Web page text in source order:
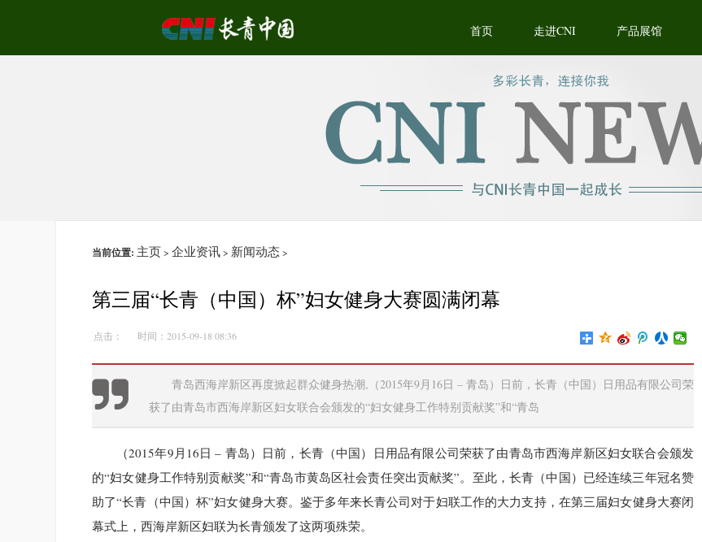
首页 走进CNI 产品展馆
当前位置: 主页> 企业资讯> 新闻动态>
第三届“长青（中国）杯”妇女健身大赛圆满闭幕
点击： 时间：2015-09-18 08:36
青岛西海岸新区再度掀起群众健身热潮,（2015年9月16日 – 青岛）日前，长青（中国）日用品有限公司荣
获了由青岛市西海岸新区妇女联合会颁发的“妇女健身工作特别贡献奖”和“青岛
（2015年9月16日 – 青岛）日前，长青（中国）日用品有限公司荣获了由青岛市西海岸新区妇女联合会颁发
的“妇女健身工作特别贡献奖”和“青岛市黄岛区社会责任突出贡献奖”。至此，长青（中国）已经连续三年冠名赞
助了“长青（中国）杯”妇女健身大赛。鉴于多年来长青公司对于妇联工作的大力支持，在第三届妇女健身大赛闭
幕式上，西海岸新区妇联为长青颁发了这两项殊荣。